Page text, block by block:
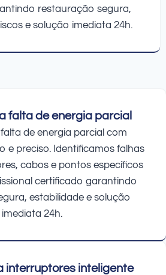
restauração segura,
e solução imediata 24h.
falta de energia parcial
de energia parcial com
e preciso. Identificamos falhas
cabos e pontos específicos
certificado garantindo
estabilidade e solução
imediata 24h.
interruptores inteligente